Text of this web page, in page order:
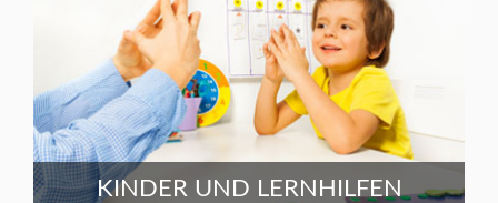
KINDER UND LERNHILFEN